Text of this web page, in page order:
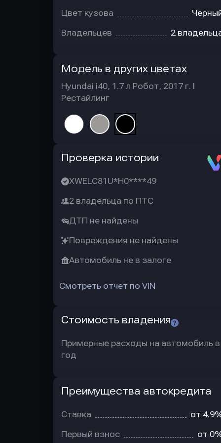
Цвет кузова
Владельцев 2
Модель в других цветах
Hyundai i40, 1.7 л Робот, 2017 г. I
Рестайлинг
Проверка истории
XWELC81U*H0****49
2 владельца по ПТС
ДТП не найдены
Повреждения не найдены
Автомобиль не в залоге
Смотреть отчет по VIN
Стоимость владения
Примерные расходы на автомобиль в
год
Преимущества автокредита
Ставка от
Первый взнос от